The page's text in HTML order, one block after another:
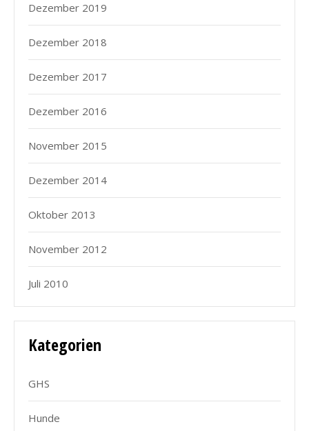
Dezember 2019
Dezember 2018
Dezember 2017
Dezember 2016
November 2015
Dezember 2014
Oktober 2013
November 2012
Juli 2010
Kategorien
GHS
Hunde